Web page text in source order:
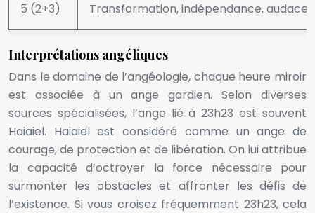
5 (2+3) Transformation, indépendance, audace
Interprétations angéliques
Dans le domaine de l’angéologie, chaque heure miroir
est associée à un ange gardien. Selon diverses
sources spécialisées, l’ange lié à 23h23 est souvent
Haiaiel. Haiaiel est considéré comme un ange de
courage, de protection et de libération. On lui attribue
la capacité d’octroyer la force nécessaire pour
surmonter les obstacles et affronter les défis de
l’existence. Si vous croisez fréquemment 23h23, cela